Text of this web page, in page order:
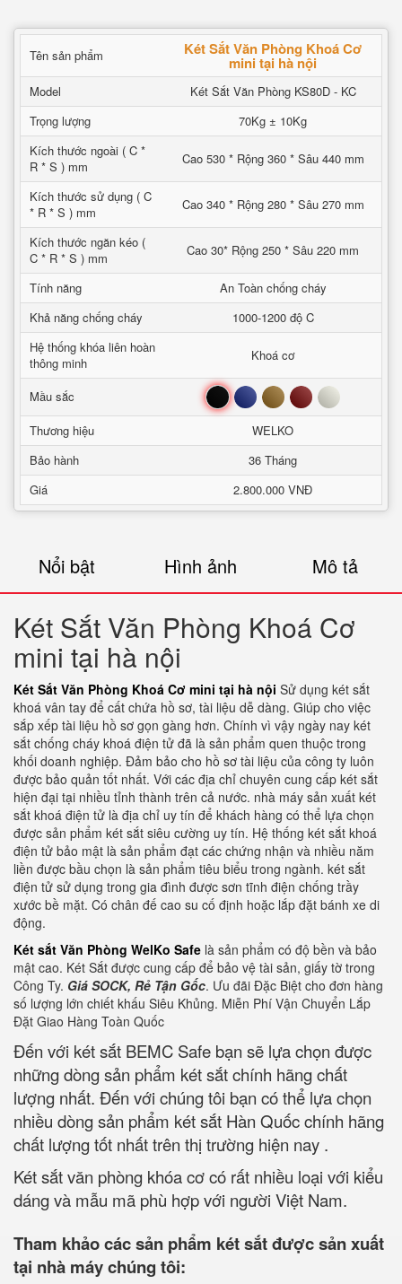
Tên sản phẩm Két Sắt Văn Phòng Khoá Cơ
mini tại hà nội
Model
Két Sắt Văn Phòng KS80D - KC
Trọng lượng
70Kg ± 10Kg
Kích thước ngoài ( C *
R * S ) mm
Cao 530 * Rộng 360 * Sâu 440 mm
Kích thước sử dụng ( C
* R * S ) mm
Cao 340 * Rộng 280 * Sâu 270 mm
Kích thước ngăn kéo (
C * R * S ) mm
Cao 30* Rộng 250 * Sâu 220 mm
Tính năng
An Toàn chống cháy
Khả năng chống cháy
1000-1200 độ C
Hệ thống khóa liên hoàn
thông minh
Khoá cơ
Mầu sắc Đen Xanh Nâu Đỏ Trắng
Thương hiệu
WELKO
Bảo hành
36 Tháng
Giá
2.800.000 VNĐ
Nổi bật Hình ảnh Mô tả
Két Sắt Văn Phòng Khoá Cơ
mini tại hà nội
Két Sắt Văn Phòng Khoá Cơ mini tại hà nội Sử dụng két sắt
khoá vân tay để cất chứa hồ sơ, tài liệu dễ dàng. Giúp cho việc
sắp xếp tài liệu hồ sơ gọn gàng hơn. Chính vì vậy ngày nay két
sắt chống cháy khoá điện tử đã là sản phẩm quen thuộc trong
khối doanh nghiệp. Đảm bảo cho hồ sơ tài liệu của công ty luôn
được bảo quản tốt nhất. Với các địa chỉ chuyên cung cấp két sắt
hiện đại tại nhiều tỉnh thành trên cả nước. nhà máy sản xuất két
sắt khoá điện tử là địa chỉ uy tín để khách hàng có thể lựa chọn
được sản phẩm két sắt siêu cường uy tín. Hệ thống két sắt khoá
điện tử bảo mật là sản phẩm đạt các chứng nhận và nhiều năm
liền được bầu chọn là sản phẩm tiêu biểu trong ngành. két sắt
điện tử sử dụng trong gia đình được sơn tĩnh điện chống trầy
xước bề mặt. Có chân đế cao su cố định hoặc lắp đặt bánh xe di
động.
Két sắt Văn Phòng WelKo Safe là sản phẩm có độ bền và bảo
mật cao. Két Sắt được cung cấp để bảo vệ tài sản, giấy tờ trong
Công Ty. Giá SOCK, Rẻ Tận Gốc. Ưu đãi Đặc Biệt cho đơn hàng
số lượng lớn chiết khấu Siêu Khủng. Miễn Phí Vận Chuyển Lắp
Đặt Giao Hàng Toàn Quốc
Đến với két sắt BEMC Safe bạn sẽ lựa chọn được
những dòng sản phẩm két sắt chính hãng chất
lượng nhất. Đến với chúng tôi bạn có thể lựa chọn
nhiều dòng sản phẩm két sắt Hàn Quốc chính hãng
chất lượng tốt nhất trên thị trường hiện nay .
Két sắt văn phòng khóa cơ có rất nhiều loại với kiểu
dáng và mẫu mã phù hợp với người Việt Nam.
Tham khảo các sản phẩm két sắt được sản xuất
tại nhà máy chúng tôi: